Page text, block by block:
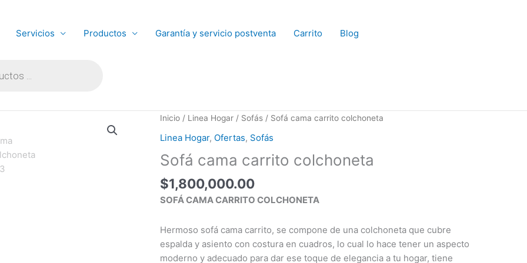
Servicios Productos Garantía y servicio postventa Carrito Blog
Inicio / Linea Hogar / Sofás / Sofá cama carrito colchoneta
Linea Hogar, Ofertas, Sofás
Sofá cama carrito colchoneta
$1,800,000.00
SOFÁ CAMA CARRITO COLCHONETA
Hermoso sofá cama carrito, se compone de una colchoneta que cubre
espalda y asiento con costura en cuadros, lo cual lo hace tener un aspecto
moderno y adecuado para dar ese toque de elegancia a tu hogar, tiene
Sofá
cama
carrito
colchoneta